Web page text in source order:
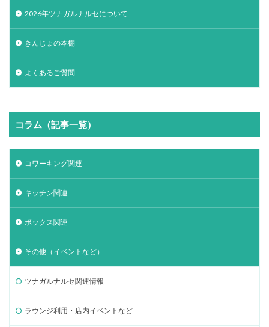
2026年ツナガルナルセについて
きんじょの本棚
よくあるご質問
コラム（記事一覧）
コワーキング関連
キッチン関連
ボックス関連
その他（イベントなど）
ツナガルナルセ関連情報
ラウンジ利用・店内イベントなど